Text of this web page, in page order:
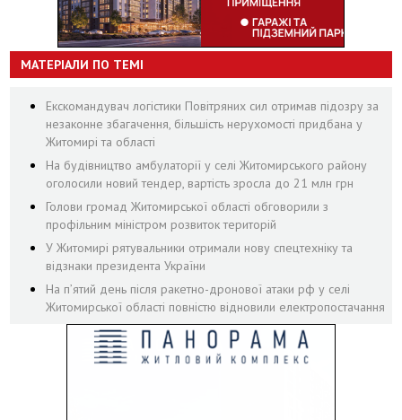
МАТЕРІАЛИ ПО ТЕМІ
Екскомандувач логістики Повітряних сил отримав підозру за
незаконне збагачення, більшість нерухомості придбана у
Житомирі та області
На будівництво амбулаторії у селі Житомирського району
оголосили новий тендер, вартість зросла до 21 млн грн
Голови громад Житомирської області обговорили з
профільним міністром розвиток територій
У Житомирі рятувальники отримали нову спецтехніку та
відзнаки президента України
На пʼятий день після ракетно-дронової атаки рф у селі
Житомирської області повністю відновили електропостачання